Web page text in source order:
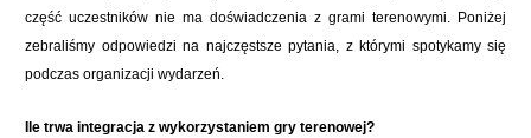
część uczestników nie ma doświadczenia z grami terenowymi. Poniżej
zebraliśmy odpowiedzi na najczęstsze pytania, z którymi spotykamy się
podczas organizacji wydarzeń.
Ile trwa integracja z wykorzystaniem gry terenowej?